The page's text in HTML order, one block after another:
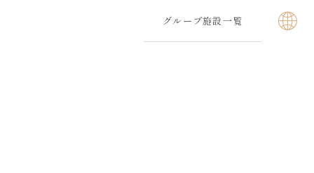
グループ施設一覧